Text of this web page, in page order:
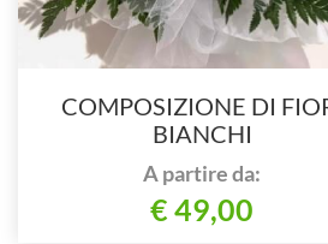
COMPOSIZIONE DI
BIANCHI
A partire da:
€ 49,00